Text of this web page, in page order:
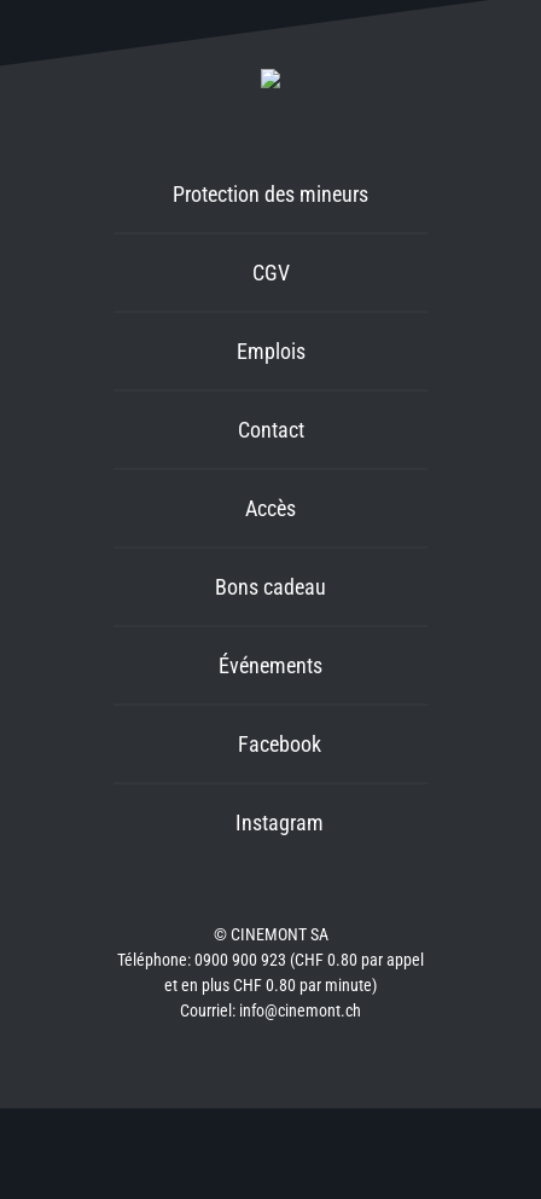
Protection des mineurs
CGV
Emplois
Contact
Accès
Bons cadeau
Événements
Facebook
Instagram
© CINEMONT SA
Téléphone: 0900 900 923 (CHF 0.80 par appel
et en plus CHF 0.80 par minute)
Courriel: info@cinemont.ch